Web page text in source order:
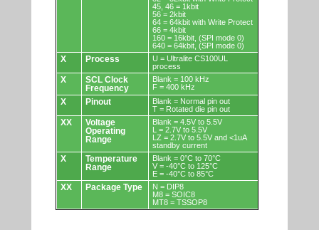
45, 46 = 1kbit
56 = 2kbit
64 = 64kbit with Write Protect
66 = 4kbit
160 = 16kbit, (SPI mode 0)
640 = 64kbit, (SPI mode 0)
X Process
U = Ultralite CS100UL
process
X
SCL Clock
Frequency
Blank = 100 kHz
F = 400 kHz
X Pinout
Blank = Normal pin out
T = Rotated die pin out
XX
Voltage
Operating
Range
Blank = 4.5V to 5.5V
L = 2.7V to 5.5V
LZ = 2.7V to 5.5V and <1uA
standby current
X
Temperature
Range
Blank = 0°C to 70°C
V = -40°C to 125°C
E = -40°C to 85°C
XX Package Type
N = DIP8
M8 = SOIC8
MT8 = TSSOP8